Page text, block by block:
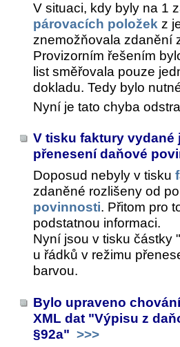
V situaci, kdy byly na 1
párovacích položek z
znemožňovala zdanění
Provizorním řešením
list směřovala pouze
dokladu. Tedy bylo
Nyní je tato chyba
V tisku faktury vydané
přenesení daňové
Doposud nebyly v tisku
zdaněné rozlišeny od
povinnosti. Přitom pro
podstatnou informaci.
Nyní jsou v tisku částky
u řádků v režimu
barvou.
Bylo upraveno
XML dat "Výpisu z
§92a" >>>